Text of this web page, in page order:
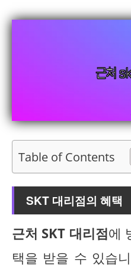
Table of Contents
SKT 대리점의 혜택
근처 SKT 대리점에
택을 받을 수 있습